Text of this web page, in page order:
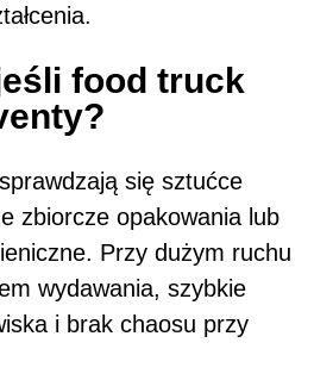
food truck
się sztućce
zbiorcze opakowania lub
Przy dużym ruchu
wydawania, szybkie
i brak chaosu przy